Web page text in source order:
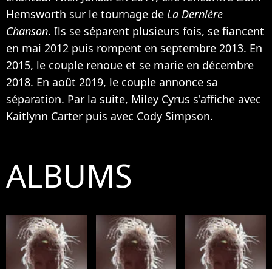
Hemsworth sur le tournage de La Dernière
Chanson. Ils se séparent plusieurs fois, se fiancent
en mai 2012 puis rompent en septembre 2013. En
2015, le couple renoue et se marie en décembre
2018. En août 2019, le couple annonce sa
séparation. Par la suite, Miley Cyrus s'affiche avec
Kaitlynn Carter puis avec Cody Simpson.
ALBUMS